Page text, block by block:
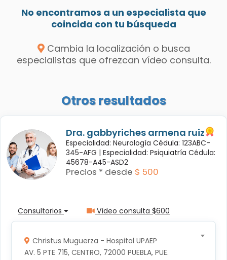
No encontramos a un especialista que
coincida con tu búsqueda
Cambia la localización o busca
especialistas que ofrezcan vídeo consulta.
Otros resultados
Dra. gabbyriches armena ruiz
Especialidad: Neurología Cédula: 123ABC-
345-AFG | Especialidad: Psiquiatría Cédula:
45678-A45-ASD2
Precios * desde $ 500
Consultorios Vídeo consulta $600
Christus Muguerza - Hospital UPAEP
AV. 5 PTE 715, CENTRO, 72000 PUEBLA, PUE.